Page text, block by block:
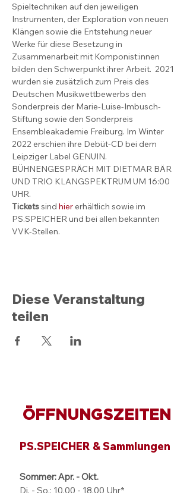
Spieltechniken auf den jeweiligen
Instrumenten, der Exploration von neuen
Klängen sowie die Entstehung neuer
Werke für diese Besetzung in
Zusammenarbeit mit Komponist:innen
bilden den Schwerpunkt ihrer Arbeit.  2021
wurden sie zusätzlich zum Preis des
Deutschen Musikwettbewerbs den
Sonderpreis der Marie-Luise-Imbusch-
Stiftung sowie den Sonderpreis
Ensembleakademie Freiburg. Im Winter
2022 erschien ihre Debüt-CD bei dem
Leipziger Label GENUIN.
BÜHNENGESPRÄCH MIT DIETMAR BÄR
UND TRIO KLANGSPEKTRUM UM 16:00
UHR.
Tickets sind hier erhältlich sowie im
PS.SPEICHER und bei allen bekannten
VVK-Stellen.
Diese Veranstaltung
teilen
ÖFFNUNGSZEITEN
PS.SPEICHER & Sammlungen
Sommer: Apr. - Okt.
Di. - So.: 10.00 - 18.00 Uhr*